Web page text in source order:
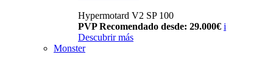
Hypermotard V2 SP 100
PVP Recomendado desde: 29.000€ i
Descubrir más
Monster